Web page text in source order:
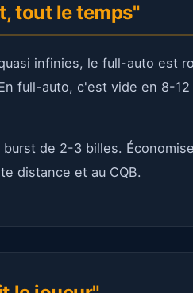
tout le temps"
infinies, le full-auto est
full-auto, c'est vide en 8-
burst de 2-3 billes.
distance et au CQB.